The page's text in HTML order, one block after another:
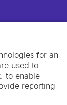
for an
used to
to enable
reporting